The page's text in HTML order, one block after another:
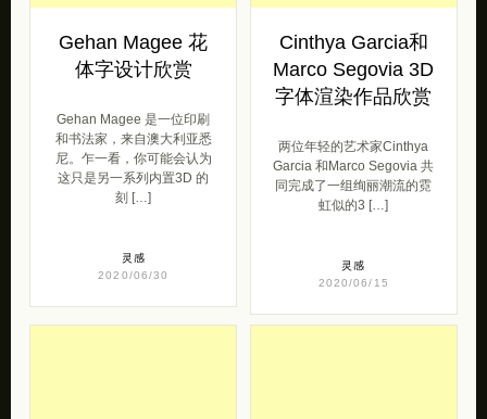
Gehan Magee 花
体字设计欣赏
Gehan Magee 是一位印刷
和书法家，来自澳大利亚悉
尼。乍一看，你可能会认为
这只是另一系列内置3D 的
刻 […]
灵感
2020/06/30
Cinthya Garcia和
Marco Segovia 3D
字体渲染作品欣赏
两位年轻的艺术家Cinthya
Garcia 和Marco Segovia 共
同完成了一组绚丽潮流的霓
虹似的3 […]
灵感
2020/06/15